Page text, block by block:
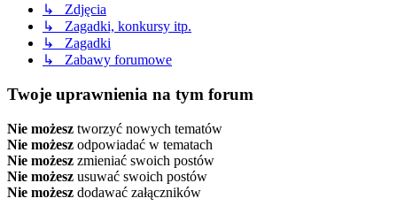
↳ Zdjęcia
↳ Zagadki, konkursy itp.
↳ Zagadki
↳ Zabawy forumowe
Twoje uprawnienia na tym forum
Nie możesz tworzyć nowych tematów
Nie możesz odpowiadać w tematach
Nie możesz zmieniać swoich postów
Nie możesz usuwać swoich postów
Nie możesz dodawać załączników